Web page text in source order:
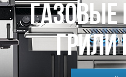
Газовые
Грили